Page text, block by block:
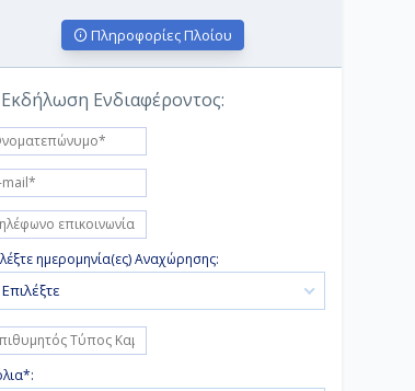
Πληροφορίες Πλοίου
Εκδήλωση Ενδιαφέροντος:
ημερομηνία(ες) Αναχώρησης:
Επιλέξτε